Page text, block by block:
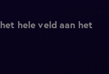
hele veld aan het